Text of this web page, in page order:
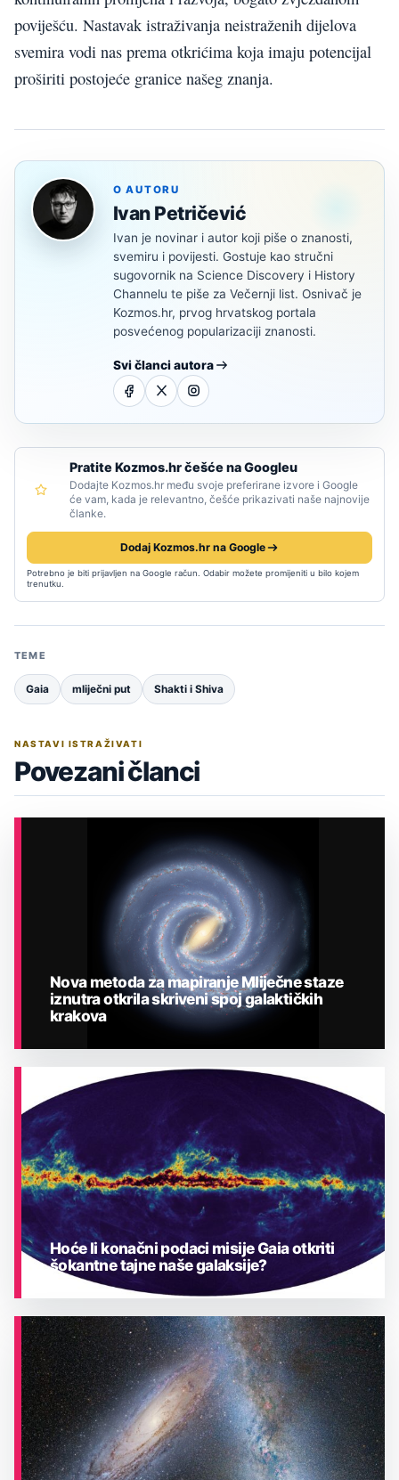
poviješću. Nastavak istraživanja neistraženih dijelova
svemira vodi nas prema otkrićima koja imaju potencijal
proširiti postojeće granice našeg znanja.
O AUTORU
Ivan Petričević
Ivan je novinar i autor koji piše o znanosti,
svemiru i povijesti. Gostuje kao stručni
sugovornik na Science Discovery i History
Channelu te piše za Večernji list. Osnivač je
Kozmos.hr, prvog hrvatskog portala
posvećenog popularizaciji znanosti.
Svi članci autora
Pratite Kozmos.hr češće na Googleu
Dodajte Kozmos.hr među svoje preferirane izvore i Google
će vam, kada je relevantno, češće prikazivati naše najnovije
članke.
Dodaj Kozmos.hr na Google
Potrebno je biti prijavljen na Google račun. Odabir možete promijeniti u bilo kojem
trenutku.
TEME
Gaia mliječni put Shakti i Shiva
NASTAVI ISTRAŽIVATI
Povezani članci
ASTRONOMIJA
Nova metoda za mapiranje Mliječne staze
iznutra otkrila skriveni spoj galaktičkih
krakova
ASTRONOMIJA
Hoće li konačni podaci misije Gaia otkriti
šokantne tajne naše galaksije?